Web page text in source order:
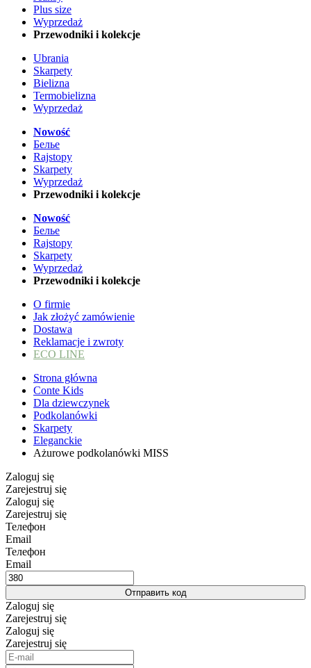
Plus size
Wyprzedaż
Przewodniki i kolekcje
Ubrania
Skarpety
Bielizna
Termobielizna
Wyprzedaż
Nowość
Белье
Rajstopy
Skarpety
Wyprzedaż
Przewodniki i kolekcje
Nowość
Белье
Rajstopy
Skarpety
Wyprzedaż
Przewodniki i kolekcje
O firmie
Jak złożyć zamówienie
Dostawa
Reklamacje i zwroty
ECO LINE
Strona główna
Conte Kids
Dla dziewczynek
Podkolanówki
Skarpety
Eleganckie
Ażurowe podkolanówki MISS
Zaloguj się
Zarejestruj się
Zaloguj się
Zarejestruj się
Телефон
Email
Телефон
Email
Отправить код
Zaloguj się
Zarejestruj się
Zaloguj się
Zarejestruj się